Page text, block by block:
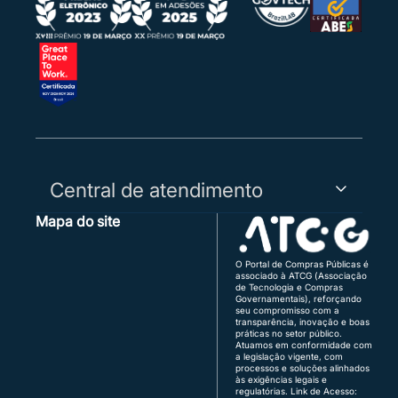
Central de atendimento
Capitais, Regiões Metropolitanas e WhatsApp:
(48) 3771-4672 | (51) 3103-9615
(61) 3120-3700 | (61) 3142-4887
Atendimento de segunda a sexta, das 8h às 18h
(horário de Brasília), exceto feriados.
Quer vender para o governo?
fornecedor@portaldecompraspublicas.com.b
Mapa do site
O Portal de Compras Públicas é
associado à ATCG (Associação
de Tecnologia e Compras
Governamentais), reforçando
seu compromisso com a
transparência, inovação e boas
práticas no setor público.
Atuamos em conformidade com
a legislação vigente, com
processos e soluções alinhados
às exigências legais e
regulatórias. Link de Acesso: